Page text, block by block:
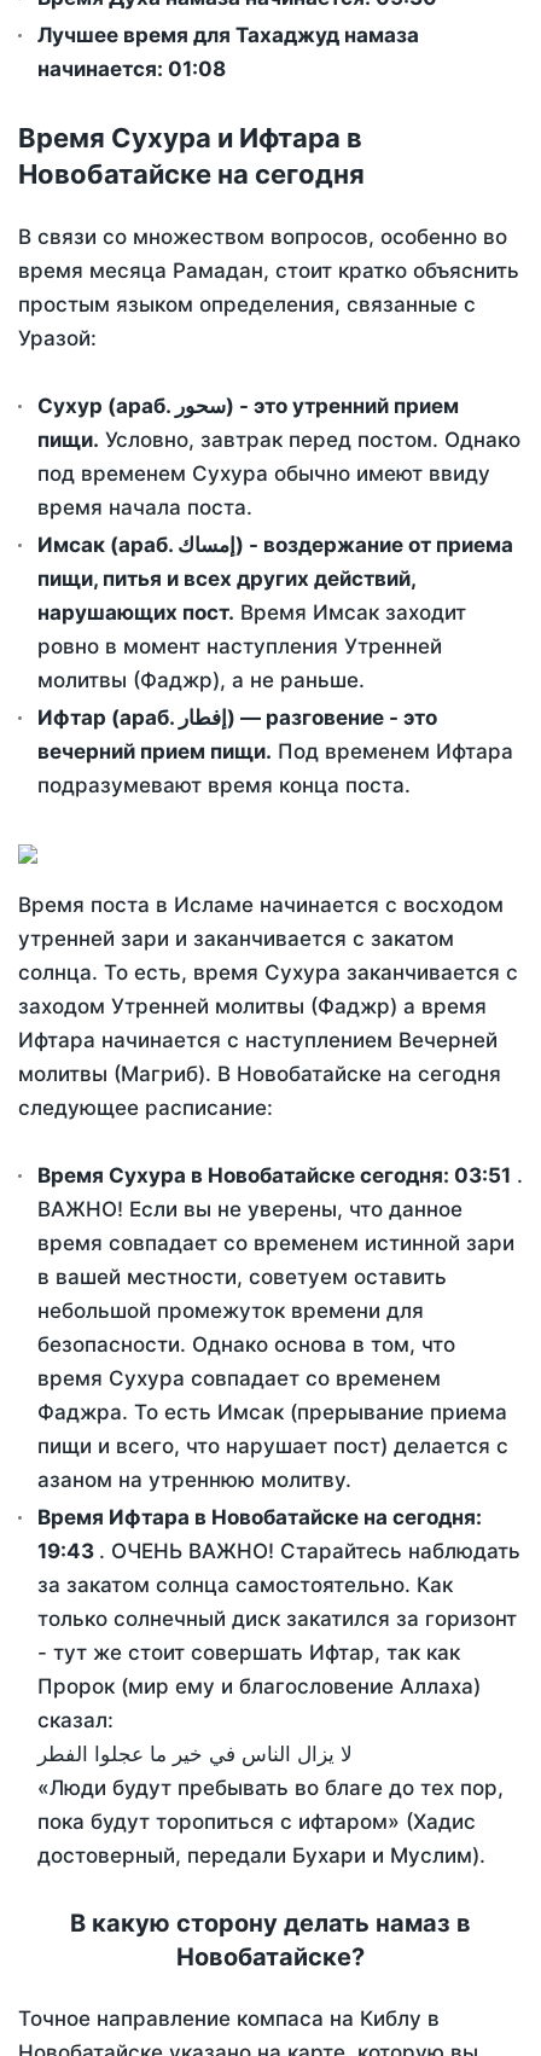
Лучшее время для Тахаджуд намаза
начинается: 01:08
Время Сухура и Ифтара в
Новобатайске на сегодня
В связи со множеством вопросов, особенно во
время месяца Рамадан, стоит кратко объяснить
простым языком определения, связанные с
Уразой:
Сухур (араб. سحور) - это утренний прием
пищи. Условно, завтрак перед постом. Однако
под временем Сухура обычно имеют ввиду
время начала поста.
Имсак (араб. إمساك) - воздержание от приема
пищи, питья и всех других действий,
нарушающих пост. Время Имсак заходит
ровно в момент наступления Утренней
молитвы (Фаджр), а не раньше.
Ифтар (араб. إفطار) — разговение - это
вечерний прием пищи. Под временем Ифтара
подразумевают время конца поста.
Время поста в Исламе начинается с восходом
утренней зари и заканчивается с закатом
солнца. То есть, время Сухура заканчивается с
заходом Утренней молитвы (Фаджр) а время
Ифтара начинается с наступлением Вечерней
молитвы (Магриб). В Новобатайске на сегодня
следующее расписание:
Время Сухура в Новобатайске сегодня: 03:51 .
ВАЖНО! Если вы не уверены, что данное
время совпадает со временем истинной зари
в вашей местности, советуем оставить
небольшой промежуток времени для
безопасности. Однако основа в том, что
время Сухура совпадает со временем
Фаджра. То есть Имсак (прерывание приема
пищи и всего, что нарушает пост) делается с
азаном на утреннюю молитву.
Время Ифтара в Новобатайске на сегодня:
19:43 . ОЧЕНЬ ВАЖНО! Старайтесь наблюдать
за закатом солнца самостоятельно. Как
только солнечный диск закатился за горизонт
- тут же стоит совершать Ифтар, так как
Пророк (мир ему и благословение Аллаха)
сказал:
لا يزال الناس في خير ما عجلوا الفطر
«Люди будут пребывать во благе до тех пор,
пока будут торопиться с ифтаром» (Хадис
достоверный, передали Бухари и Муслим).
В какую сторону делать намаз в
Новобатайске?
Точное направление компаса на Киблу в